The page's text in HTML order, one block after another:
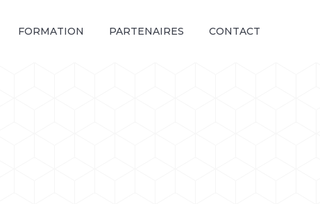
FORMATION PARTENAIRES CONTACT